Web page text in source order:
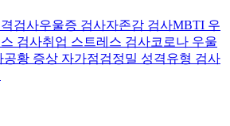
검사우울증 검사자존감 검사MBTI 우
검사취업 스트레스 검사코로나 우울
공황 증상 자가점검정밀 성격유형 검사